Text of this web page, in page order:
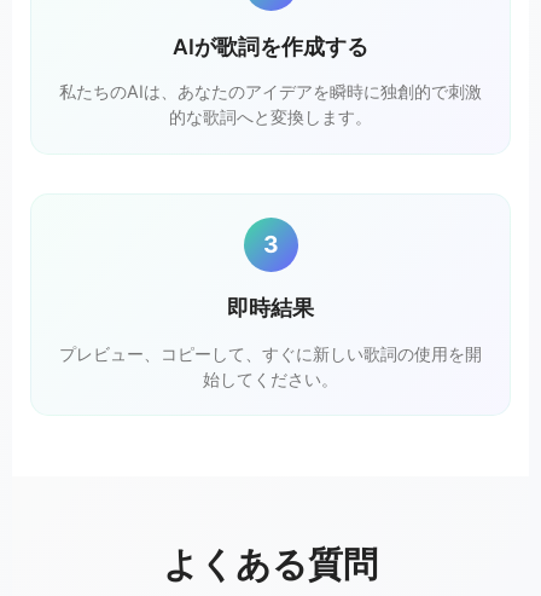
AIが歌詞を作成する
私たちのAIは、あなたのアイデアを瞬時に独創的で刺激
的な歌詞へと変換します。
3
即時結果
プレビュー、コピーして、すぐに新しい歌詞の使用を開
始してください。
よくある質問